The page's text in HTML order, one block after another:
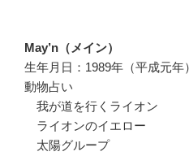
May’n（メイン）
生年月日：1989年（平成元年
動物占い
我が道を行くライオン
ライオンのイエロー
太陽グループ